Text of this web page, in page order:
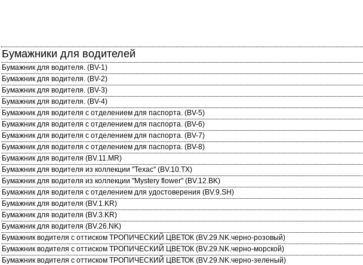
Бумажники для водителей
Бумажник для водителя. (BV-1)
Бумажник для водителя. (BV-2)
Бумажник для водителя. (BV-3)
Бумажник для водителя. (BV-4)
Бумажник для водителя с отделением для паспорта. (BV-5)
Бумажник для водителя с отделением для паспорта. (BV-6)
Бумажник для водителя с отделением для паспорта. (BV-7)
Бумажник для водителя с отделением для паспорта. (BV-8)
Бумажник для водителя (BV.11.MR)
Бумажник для водителя из коллекции "Техас" (BV.10.TX)
Бумажник для водителя из коллекции "Mystery flower" (BV.12.BK)
Бумажник для водителя с отделением для удостоверения (BV.9.SH)
Бумажник для водителя (BV.1.KR)
Бумажник для водителя (BV.3.KR)
Бумажник для водителя (BV.26.NK)
Бумажник водителя с оттиском ТРОПИЧЕСКИЙ ЦВЕТОК (BV.29.NK.черно-розовый)
Бумажник водителя с оттиском ТРОПИЧЕСКИЙ ЦВЕТОК (BV.29.NK.черно-морской)
Бумажник водителя с оттиском ТРОПИЧЕСКИЙ ЦВЕТОК (BV.29.NK.черно-зеленый)